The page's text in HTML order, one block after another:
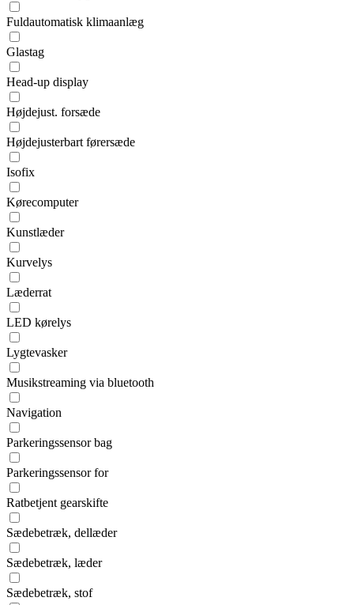
Fuldautomatisk klimaanlæg
Glastag
Head-up display
Højdejust. forsæde
Højdejusterbart førersæde
Isofix
Kørecomputer
Kunstlæder
Kurvelys
Læderrat
LED kørelys
Lygtevasker
Musikstreaming via bluetooth
Navigation
Parkeringssensor bag
Parkeringssensor for
Ratbetjent gearskifte
Sædebetræk, dellæder
Sædebetræk, læder
Sædebetræk, stof